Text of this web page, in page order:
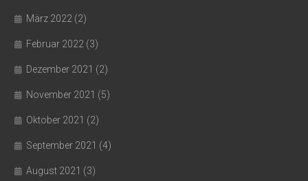
März 2022 (2)
Februar 2022 (3)
Dezember 2021 (2)
November 2021 (5)
Oktober 2021 (2)
September 2021 (4)
August 2021 (3)